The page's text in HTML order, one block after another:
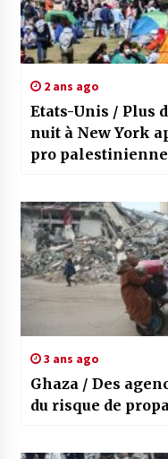
2 ans ago
Etats-Unis / Plus
nuit à New York
pro
3 ans ago
Ghaza / Des
du risque de